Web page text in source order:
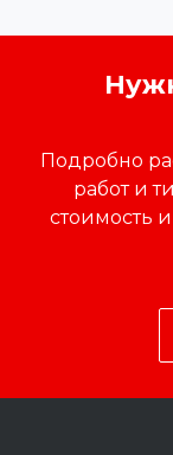
Подробно
работ и
стоимость